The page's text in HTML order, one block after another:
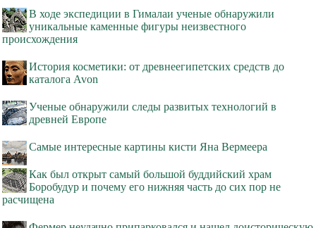
В ходе экспедиции в Гималаи ученые обнаружили
уникальные каменные фигуры неизвестного
происхождения
История косметики: от древнеегипетских средств до
каталога Avon
Ученые обнаружили следы развитых технологий в
древней Европе
Самые интересные картины кисти Яна Вермеера
Как был открыт самый большой буддийский храм
Боробудур и почему его нижняя часть до сих пор не
расчищена